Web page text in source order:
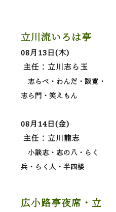
立川流いろは亭
08月13日(木)
主任：立川志ら玉
志らべ・わんだ・談寛・
志ら門・笑えもん
08月14日(金)
主任：立川龍志
小談志・志の八・らく
兵・らく人・半四楼
広小路亭夜席・立